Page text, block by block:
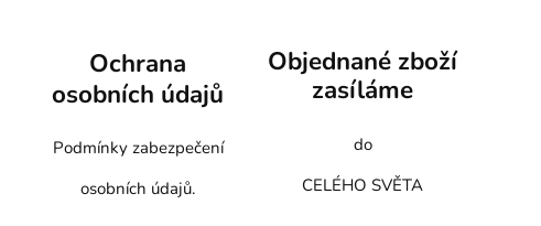
Ochrana
osobních údajů
Podmínky zabezpečení
osobních údajů.
Objednané zboží
zasíláme
do
CELÉHO SVĚTA